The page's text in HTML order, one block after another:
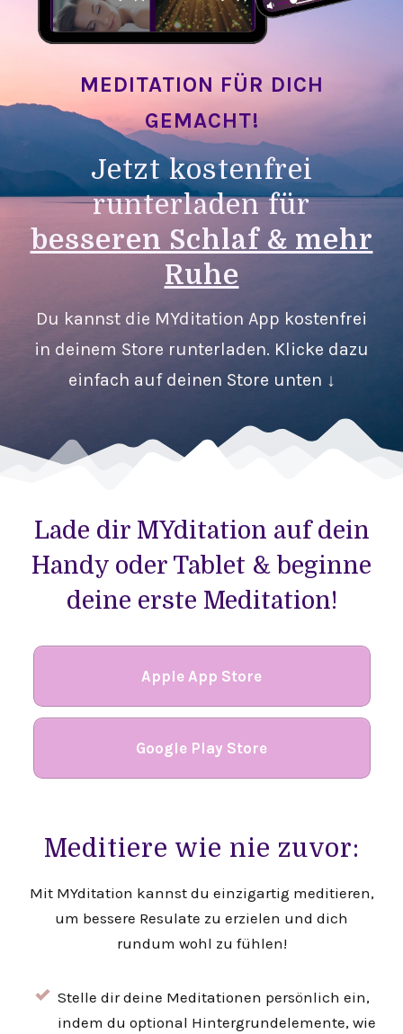
MEDITATION FÜR DICH
GEMACHT!
Jetzt kostenfrei
runterladen für
besseren Schlaf & mehr
Ruhe
Du kannst die MYditation App kostenfrei
in deinem Store runterladen. Klicke dazu
einfach auf deinen Store unten ↓
Lade dir MYditation auf dein
Handy oder Tablet & beginne
deine erste Meditation!
Apple App Store
Google Play Store
Meditiere wie nie zuvor:
Mit MYditation kannst du einzigartig meditieren,
um bessere Resulate zu erzielen und dich
rundum wohl zu fühlen!
Stelle dir deine Meditationen persönlich ein,
indem du optional Hintergrundelemente, wie